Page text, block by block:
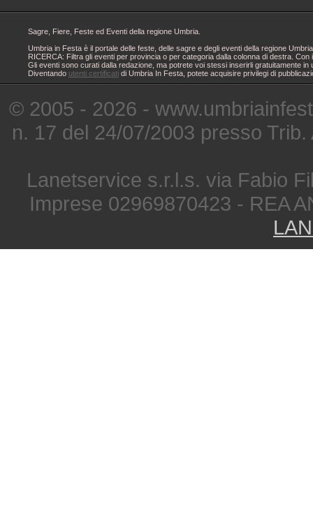
Sagre, Fiere, Feste ed Eventi della regione Umbria.
Umbria in Festa è il portale delle feste, delle sagre e degli eventi della regione
RICERCA: Filtra gli eventi per provincia o per categoria dalla colonna di destra.
Gli eventi sono curati dalla redazione, ma potrete voi stessi inserirli gratuitamente
Diventando utenti certificati di Umbria In Festa, potete acquisire privilegi di
© 2005 - 2026 -
n. 17 del 24/07/2003 presso
Lanetservice s.r.l.s. via Fabio
Imprese 02969870423 - REA